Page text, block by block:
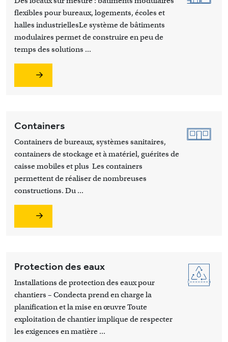
flexibles pour bureaux, logements, écoles et
halles industriellesLe système de bâtiments
modulaires permet de construire en peu de
temps des solutions ...
Containers
Containers de bureaux, systèmes sanitaires,
containers de stockage et à matériel, guérites de
caisse mobiles et plus Les containers
permettent de réaliser de nombreuses
constructions. Du ...
Protection des eaux
Installations de protection des eaux pour
chantiers – Condecta prend en charge la
planification et la mise en œuvre Toute
exploitation de chantier implique de respecter
les exigences en matière ...